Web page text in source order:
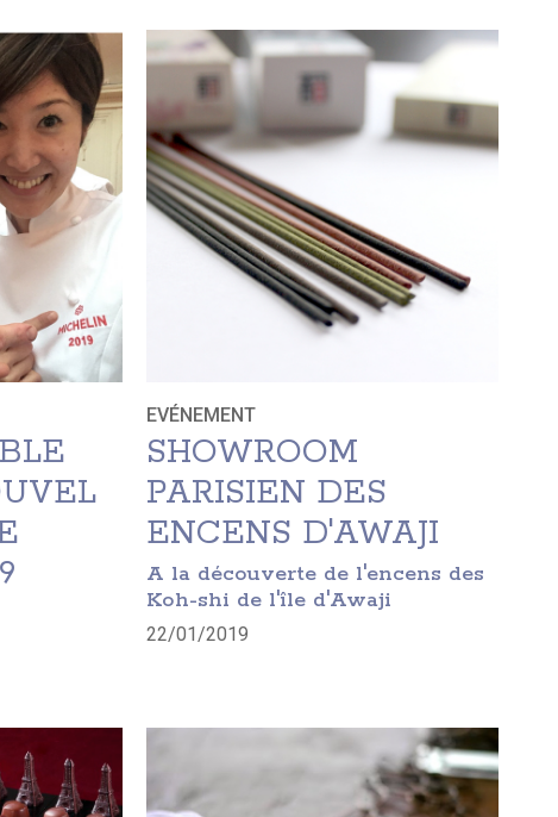
EVÉNEMENT
SHOWROOM
PARISIEN DES
ENCENS D'AWAJI
A la découverte de l'encens des
Koh-shi de l'île d'Awaji
22/01/2019